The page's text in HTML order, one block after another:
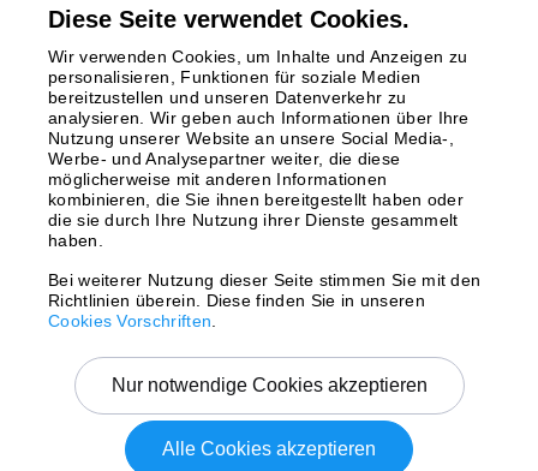
Italien
Polen
Schweden
Spanien
Österreich
Zahlungsmethoden
Diese Seite verwendet Cookies.
Wir verwenden Cookies, um Inhalte und Anzeigen zu
personalisieren, Funktionen für soziale Medien
bereitzustellen und unseren Datenverkehr zu
analysieren. Wir geben auch Informationen über Ihre
Nutzung unserer Website an unsere Social Media-,
Werbe- und Analysepartner weiter, die diese
möglicherweise mit anderen Informationen
kombinieren, die Sie ihnen bereitgestellt haben oder
die sie durch Ihre Nutzung ihrer Dienste gesammelt
haben.
Bei weiterer Nutzung dieser Seite stimmen Sie mit den
Richtlinien überein. Diese finden Sie in unseren
Cookies Vorschriften
Nur notwendige Cookies akzeptieren
Alle Cookies akzeptieren